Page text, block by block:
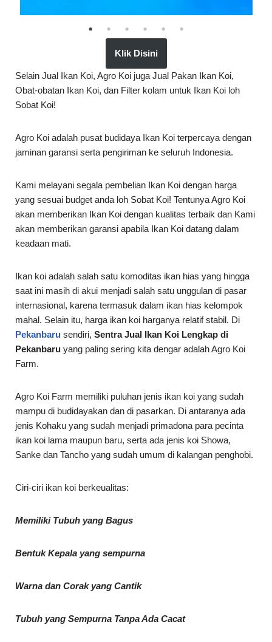
Klik Disini
Selain Jual Ikan Koi, Agro Koi juga Jual Pakan Ikan Koi,
Obat-obatan Ikan Koi, dan Filter kolam untuk Ikan Koi loh
Sobat Koi!
Agro Koi adalah pusat budidaya Ikan Koi terpercaya dengan
jaminan garansi serta pengiriman ke seluruh Indonesia.
Kami melayani segala pembelian Ikan Koi dengan harga
yang sesuai budget anda loh Sobat Koi! Tentunya Agro Koi
akan memberikan Ikan Koi dengan kualitas terbaik dan Kami
akan memberikan garansi apabila Ikan Koi datang dalam
keadaan mati.
Ikan koi adalah salah satu komoditas ikan hias yang hingga
saat ini masih di akui menjadi salah satu unggulan di pasar
internasional, karena termasuk dalam ikan hias kelompok
mahal. Selain itu, harga ikan koi harganya relatif stabil. Di
Pekanbaru sendiri, Sentra Jual Ikan Koi Lengkap di
Pekanbaru yang paling sering kita dengar adalah Agro Koi
Farm.
Agro Koi Farm memiliki puluhan jenis ikan koi yang sudah
mampu di budidayakan dan di pasarkan. Di antaranya ada
jenis Kohaku yang sudah menjadi primadona para pecinta
ikan koi lama maupun baru, serta ada jenis koi Showa,
Sanke dan Tancho yang sudah umum di kalangan penghobi.
Ciri-ciri ikan koi berkeualitas:
Memiliki Tubuh yang Bagus
Bentuk Kepala yang sempurna
Warna dan Corak yang Cantik
Tubuh yang Sempurna Tanpa Ada Cacat